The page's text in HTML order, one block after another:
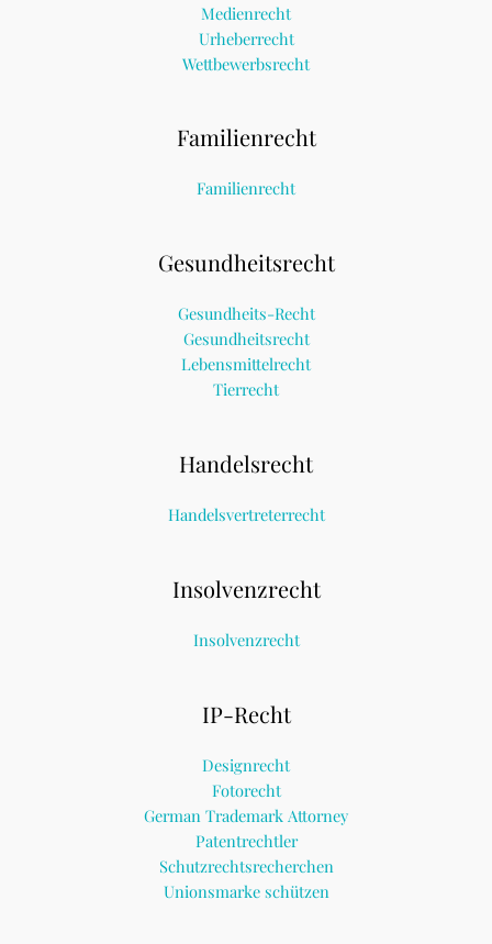
Medienrecht
Urheberrecht
Wettbewerbsrecht
Familienrecht
Familienrecht
Gesundheitsrecht
Gesundheits-Recht
Gesundheitsrecht
Lebensmittelrecht
Tierrecht
Handelsrecht
Handelsvertreterrecht
Insolvenzrecht
Insolvenzrecht
IP-Recht
Designrecht
Fotorecht
German Trademark Attorney
Patentrechtler
Schutzrechtsrecherchen
Unionsmarke schützen